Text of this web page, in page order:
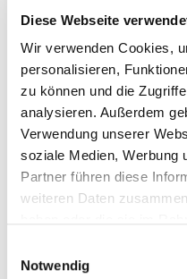
Diese Webseite
Wir verwenden Cookies,
personalisieren,
zu können und die
analysieren. Außerdem
Verwendung unserer
soziale Medien, Werbung
Partner führen diese
weiteren Daten
Notwendig
Zitronensaft ein.
du bei der
Rote Bete
Kochen ist nicht
Rote Bete
sie auch im Ofen
roh im/als Salat
Die Blätter der
passen